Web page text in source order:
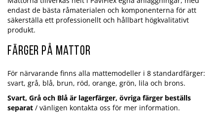
endast de bästa råmaterialen och komponenterna för att
säkerställa ett professionellt och hållbart högkvalitativt
produkt.
Färger på mattor
För närvarande finns alla mattemodeller i 8 standardfärger:
svart, grå, blå, brun, röd, orange, grön, lila och brons.
Svart, Grå och Blå är lagerfärger, övriga färger beställs
separat / vänligen kontakta oss för mer information.